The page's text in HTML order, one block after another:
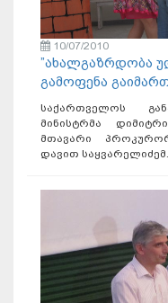
10/07/2010
”ახალგაზრდობა
გამოფენა
საქართველოს
მინისტრმა
მთავარი
დავით